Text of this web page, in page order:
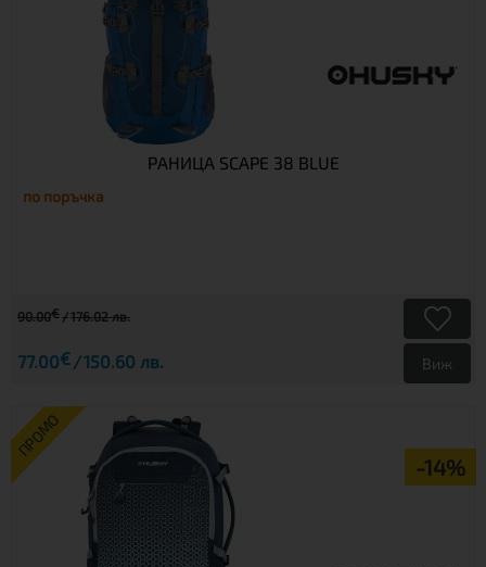
РАНИЦА SCAPE 38 BLUE
по поръчка
90.00€ 176.02 лв.
77.00€ 150.60 лв. Виж
ПРОМО
-14%